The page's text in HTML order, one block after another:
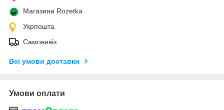
Магазини Rozetka
Укрпошта
Самовивіз
Всі умови доставки
Умови оплати